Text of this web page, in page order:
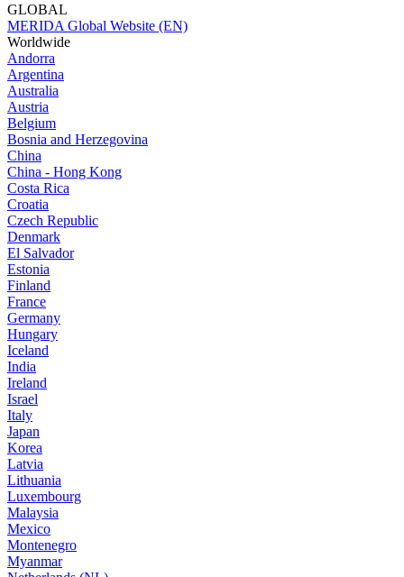
GLOBAL
MERIDA Global Website (EN)
Worldwide
Andorra
Argentina
Australia
Austria
Belgium
Bosnia and Herzegovina
China
China - Hong Kong
Costa Rica
Croatia
Czech Republic
Denmark
El Salvador
Estonia
Finland
France
Germany
Hungary
Iceland
India
Ireland
Israel
Italy
Japan
Korea
Latvia
Lithuania
Luxembourg
Malaysia
Mexico
Montenegro
Myanmar